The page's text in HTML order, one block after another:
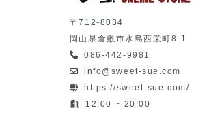
〒712-8034
岡山県倉敷市水島西栄町8-1
086-442-9981
info@sweet-sue.com
https://sweet-sue.com/
12:00 ~ 20:00